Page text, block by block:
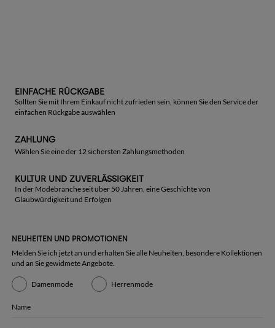
EINFACHE RÜCKGABE
Sollten Sie mit Ihrem Einkauf nicht zufrieden sein, können Sie den Service der
einfachen Rückgabe auswählen
ZAHLUNG
Wählen Sie eine der 12 sichersten Zahlungsmethoden
KULTUR UND ZUVERLÄSSIGKEIT
In der Modebranche seit über 50 Jahren, eine Geschichte von
Glaubwürdigkeit und Erfolgen
NEUHEITEN UND PROMOTIONEN
Melden Sie ich jetzt an und erhalten Sie alle Neuheiten, besondere Kollektionen
und an Sie gewidmete Angebote.
Damenmode Herrenmode
Name